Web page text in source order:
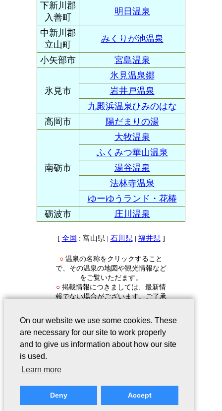
下新川郡
入善町
明日温泉
中新川郡
立山町
みくりが池温泉
小矢部市 宮島温泉
氷見市
氷見温泉郷
岩井戸温泉
九殿浜温泉ひみのはな
高岡市
陽だまりの湯
南砺市
大牧温泉
ふくみつ華山温泉
湯谷温泉
法林寺温泉
ゆーゆうランド・花椿
砺波市
庄川温泉
[ 全国 : 富山県 | 石川県 | 福井県 ]
○ 温泉の名称をクリックすること
で、その温泉の地図や観光情報など
をご覧いただます。
○ 掲載情報につきましては、最新情
報でない場合がございます。ご了承
会社案内
ポリシー ｜リンクについて｜ご意
見・ご質問
On our website we use some cookies. These
are necessary for our site to work properly
and to give us information about how our site
is used.
Learn more
Deny Accept